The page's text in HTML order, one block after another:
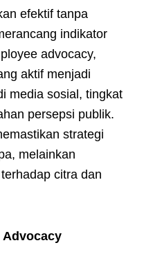
efektif tanpa
indikator
advocacy,
aktif menjadi
media sosial, tingkat
persepsi publik.
strategi
melainkan
citra dan
Advocacy